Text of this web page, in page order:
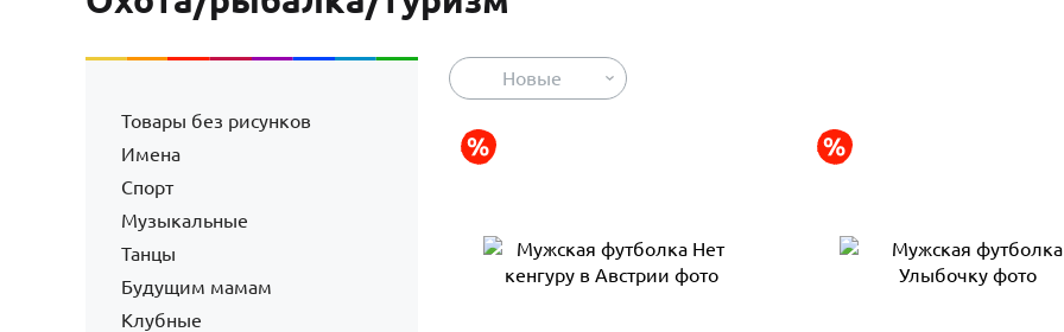
Товары без рисунков
Имена
Спорт
Музыкальные
Танцы
Будущим мамам
Клубные
Новые